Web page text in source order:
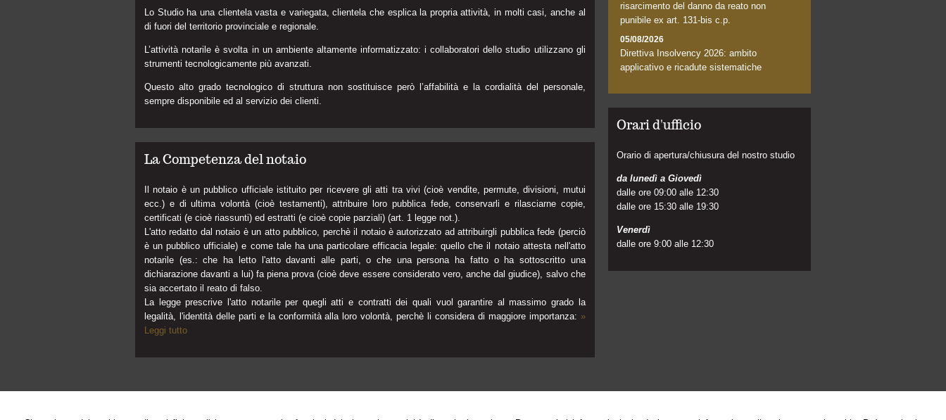
Lo Studio ha una clientela vasta e variegata, clientela che esplica la propria attività, in molti casi, anche al
di fuori del territorio provinciale e regionale.
L’attività notarile è svolta in un ambiente altamente informatizzato: i collaboratori dello studio utilizzano gli
strumenti tecnologicamente più avanzati.
Questo alto grado tecnologico di struttura non sostituisce però l’affabilità e la cordialità del personale,
sempre disponibile ed al servizio dei clienti.
La Competenza del notaio
Il notaio è un pubblico ufficiale istituito per ricevere gli atti tra vivi (cioè vendite, permute, divisioni, mutui
ecc.) e di ultima volontà (cioè testamenti), attribuire loro pubblica fede, conservarli e rilasciarne copie,
certificati (e cioè riassunti) ed estratti (e cioè copie parziali) (art. 1 legge not.).
L'atto redatto dal notaio è un atto pubblico, perchè il notaio è autorizzato ad attribuirgli pubblica fede (perciò
è un pubblico ufficiale) e come tale ha una particolare efficacia legale: quello che il notaio attesta nell'atto
notarile (es.: che ha letto l'atto davanti alle parti, o che una persona ha fatto o ha sottoscritto una
dichiarazione davanti a lui) fa piena prova (cioè deve essere considerato vero, anche dal giudice), salvo che
sia accertato il reato di falso.
La legge prescrive l'atto notarile per quegli atti e contratti dei quali vuol garantire al massimo grado la
legalità, l'identità delle parti e la conformità alla loro volontà, perchè li considera di maggiore importanza: »
Leggi tutto
risarcimento del danno da reato non
punibile ex art. 131-bis c.p.
05/08/2026
Direttiva Insolvency 2026: ambito
applicativo e ricadute sistematiche
Orari d'ufficio
Orario di apertura/chiusura del nostro studio
da lunedì a Giovedì
dalle ore 09:00 alle 12:30
dalle ore 15:30 alle 19:30
Venerdì
dalle ore 9:00 alle 12:30